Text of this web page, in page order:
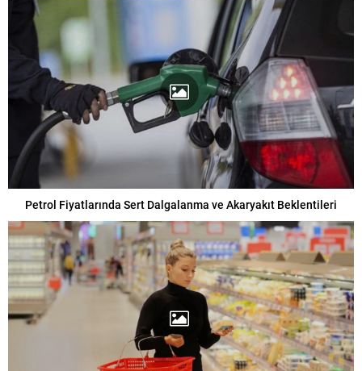
Petrol Fiyatlarında Sert Dalgalanma ve Akaryakıt Beklentileri